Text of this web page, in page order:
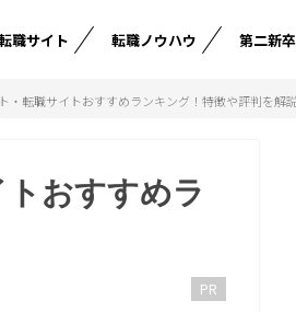
職サイト 転職ノウハウ 第二新卒
・転職サイトおすすめランキング！特徴や評判を解
おすすめラ
PR